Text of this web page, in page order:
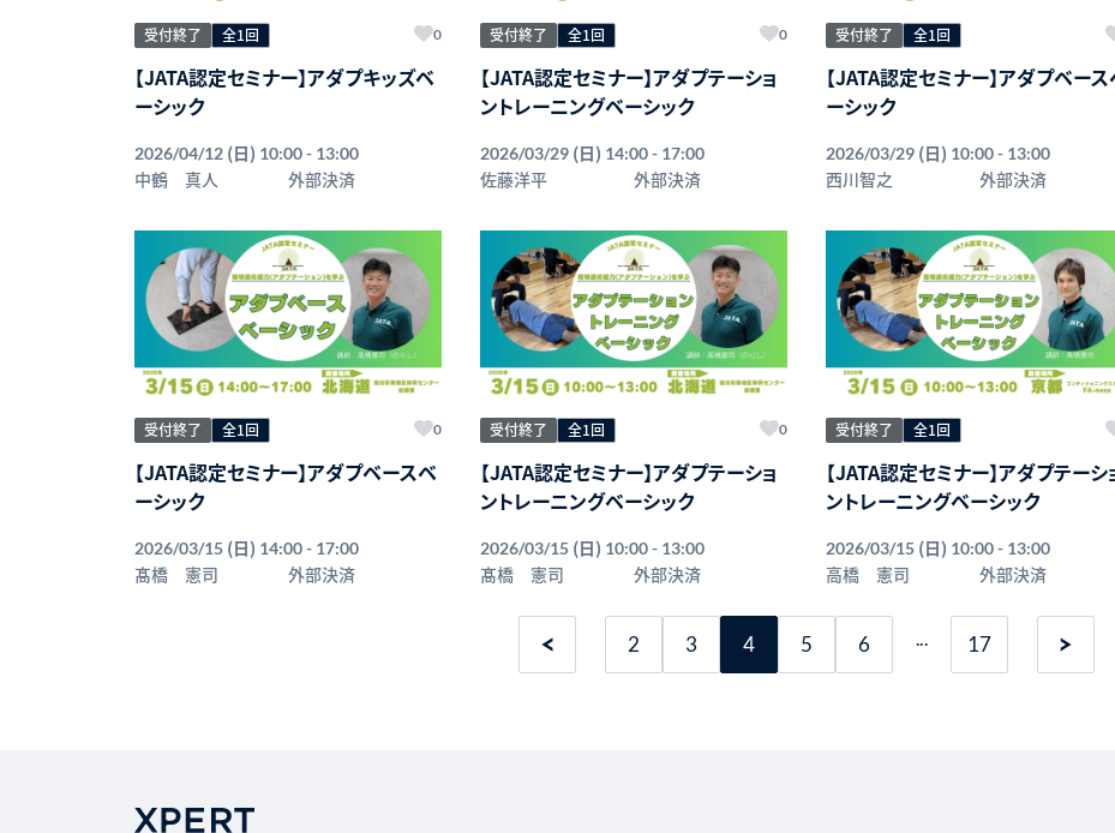
受付終了 全1回 0
【JATA認定セミナー】アダプキッズベ
ーシック
2026/04/12 (日) 10:00 - 13:00
中鶴 真人 外部決済
受付終了 全1回 0
【JATA認定セミナー】アダプテーショ
ントレーニングベーシック
2026/03/29 (日) 14:00 - 17:00
佐藤洋平 外部決済
受付終了 全1回
【JATA認定セミナー】アダプベー
ーシック
2026/03/29 (日) 10:00 - 13:00
西川智之 外部決済
受付終了 全1回 0
【JATA認定セミナー】アダプベースベ
ーシック
2026/03/15 (日) 14:00 - 17:00
髙橋 憲司 外部決済
受付終了 全1回 0
【JATA認定セミナー】アダプテーショ
ントレーニングベーシック
2026/03/15 (日) 10:00 - 13:00
髙橋 憲司 外部決済
受付終了 全1回
【JATA認定セミナー】アダプテーシ
ントレーニングベーシック
2026/03/15 (日) 10:00 - 13:00
高橋 憲司 外部決済
2 3 4 5 6 17